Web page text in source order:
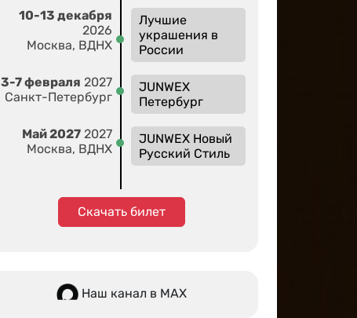
10-13 декабря
2026
Москва, ВДНХ
Лучшие
украшения в
России
3-7 февраля 2027
Санкт-Петербург
JUNWEX
Петербург
Май 2027 2027
Москва, ВДНХ
JUNWEX Новый
Русский Стиль
Скачать билет
Наш канал в МАХ